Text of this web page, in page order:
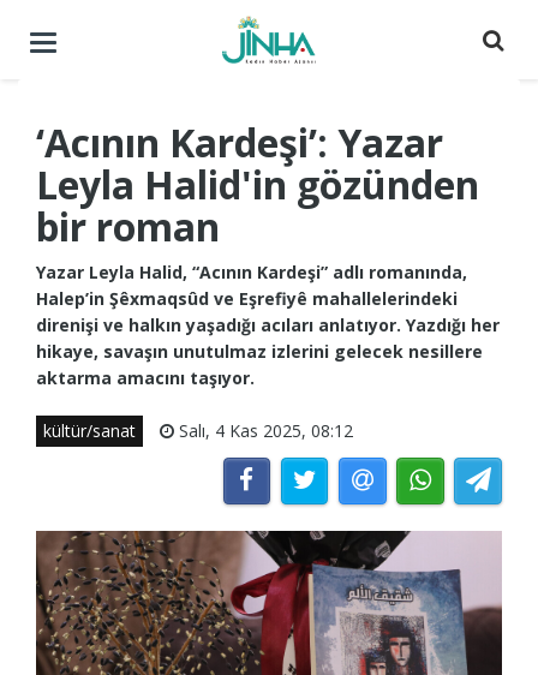
Menüyü
‘Acının Kardeşi’: Yazar
Leyla Halid'in gözünden
bir roman
Yazar Leyla Halid, “Acının Kardeşi” adlı romanında,
Halep’in Şêxmaqsûd ve Eşrefiyê mahallelerindeki
direnişi ve halkın yaşadığı acıları anlatıyor. Yazdığı her
hikaye, savaşın unutulmaz izlerini gelecek nesillere
aktarma amacını taşıyor.
kültür/sanat Salı, 4 Kas 2025, 08:12